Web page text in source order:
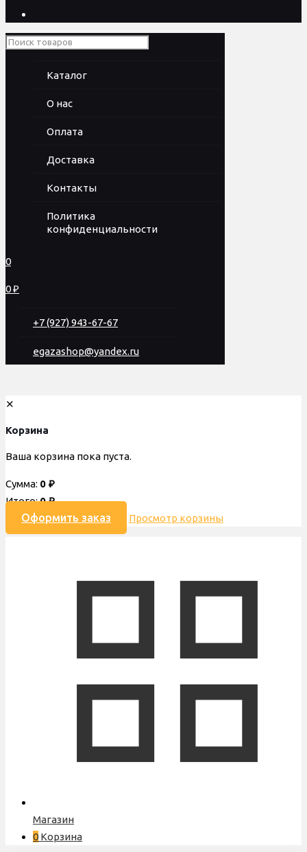
Каталог
О нас
Оплата
Доставка
Контакты
Политика
конфиденциальности
0
0 ₽
+7 (927) 943-67-67
egazashop@yandex.ru
✕
Корзина
Ваша корзина пока пуста.
Сумма: 0 ₽
Итого:0₽
Оформить заказ Просмотр корзины
Магазин
0 Корзина